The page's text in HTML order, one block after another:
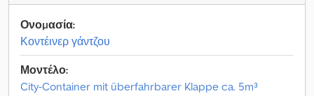
Ονομασία:
Κοντέινερ γάντζου
Μοντέλο:
City-Container mit überfahrbarer Klappe ca. 5m³